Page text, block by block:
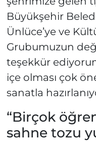
Büyükşehir
Ünlüce’ye ve
Grubumuzun
teşekkür
içe olması çok
sanatla
“Birçok
sahne tozu